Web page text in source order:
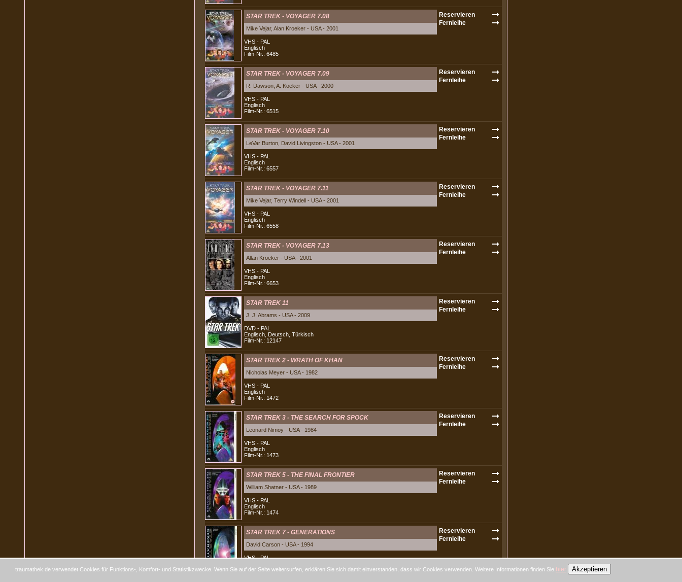
STAR TREK - VOYAGER 7.08
Mike Vejar, Alan Kroeker - USA - 2001
VHS - PAL
Englisch
Film-Nr.: 6485
STAR TREK - VOYAGER 7.09
R. Dawson, A. Koeker - USA - 2000
VHS - PAL
Englisch
Film-Nr.: 6515
STAR TREK - VOYAGER 7.10
LeVar Burton, David Livingston - USA - 2001
VHS - PAL
Englisch
Film-Nr.: 6557
STAR TREK - VOYAGER 7.11
Mike Vejar, Terry Windell - USA - 2001
VHS - PAL
Englisch
Film-Nr.: 6558
STAR TREK - VOYAGER 7.13
Allan Kroeker - USA - 2001
VHS - PAL
Englisch
Film-Nr.: 6653
STAR TREK 11
J. J. Abrams - USA - 2009
DVD - PAL
Englisch, Deutsch, Türkisch
Film-Nr.: 12147
STAR TREK 2 - WRATH OF KHAN
Nicholas Meyer - USA - 1982
VHS - PAL
Englisch
Film-Nr.: 1472
STAR TREK 3 - THE SEARCH FOR SPOCK
Leonard Nimoy - USA - 1984
VHS - PAL
Englisch
Film-Nr.: 1473
STAR TREK 5 - THE FINAL FRONTIER
William Shatner - USA - 1989
VHS - PAL
Englisch
Film-Nr.: 1474
STAR TREK 7 - GENERATIONS
David Carson - USA - 1994
VHS - PAL
Film-Nr.: 1670
traumathek.de verwendet Cookies für Funktions-, Komfort- und Statistikzwecke. Wenn Sie auf der Seite weitersurfen, erklären Sie sich damit einverstanden, dass wir Cookies verwenden. Weitere Informationen finden Sie hier Akzeptieren